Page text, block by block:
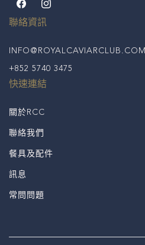
FacebookInstagram
聯絡資訊
INFO@ROYALCAVIARCLUB.COM
+852 5740 3475
快速連結
關於RCC
聯絡我們
餐具及配件
訊息
常問問題